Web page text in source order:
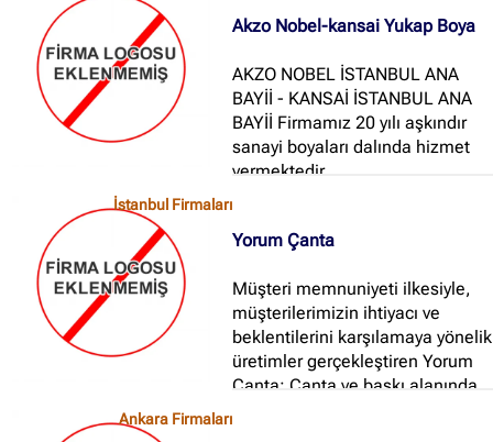
Akzo Nobel-kansai Yukap Boya
AKZO NOBEL İSTANBUL ANA
BAYİİ - KANSAİ İSTANBUL ANA
BAYİİ Firmamız 20 yılı aşkındır
sanayi boyaları dalında hizmet
vermektedir...
İstanbul Firmaları
Yorum Çanta
Müşteri memnuniyeti ilkesiyle,
müşterilerimizin ihtiyacı ve
beklentilerini karşılamaya yönelik
üretimler gerçekleştiren Yorum
Çanta; Çanta ve baskı alanında
Ankara Firmaları